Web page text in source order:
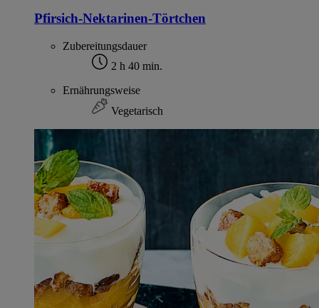
Pfirsich-Nektarinen-Törtchen
Zubereitungsdauer
2 h 40 min.
Ernährungsweise
Vegetarisch